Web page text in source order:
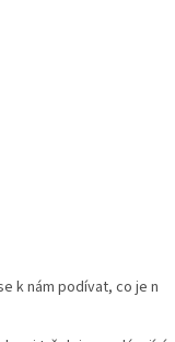
k nám podívat, co je n